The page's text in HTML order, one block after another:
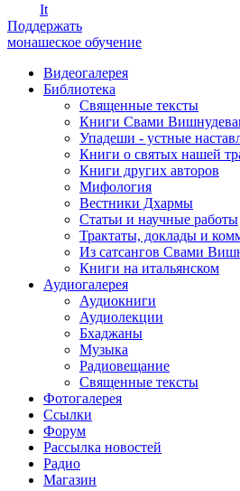
It
Поддержать
монашеское обучение
Видеогалерея
Библиотека
Священные тексты
Книги Свами
Упадеши - устные
Книги о святых нашей
Книги других авторов
Мифология
Вестники Дхармы
Статьи и научные работы
Трактаты, доклады и
Из сатсангов Свами
Книги на итальянском
Аудиогалерея
Аудиокниги
Аудиолекции
Бхаджаны
Музыка
Радиовещание
Священные тексты
Фотогалерея
Ссылки
Форум
Рассылка новостей
Радио
Магазин